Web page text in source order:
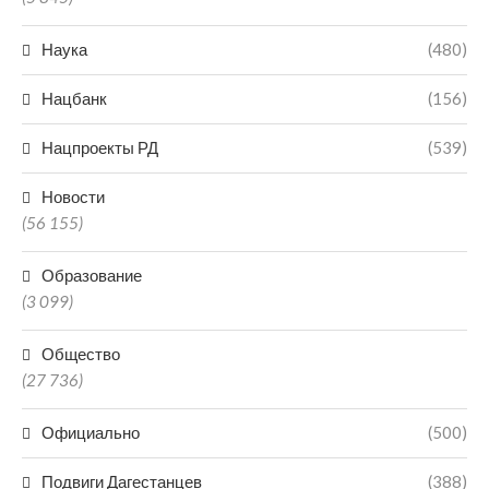
Наука (480)
Нацбанк (156)
Нацпроекты РД (539)
Новости
(56 155)
Образование
(3 099)
Общество
(27 736)
Официально (500)
Подвиги Дагестанцев (388)